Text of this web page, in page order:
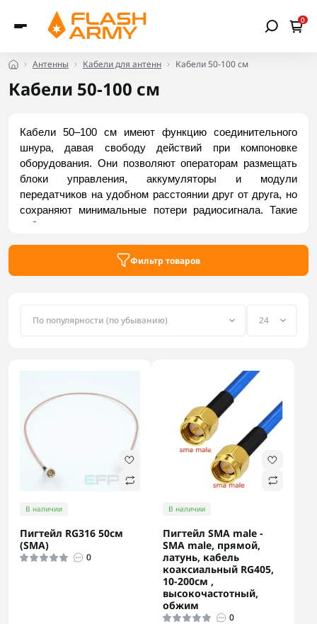
0
Антенны Кабели для антенн Кабели 50-100 см
Кабели 50-100 см
Кабели 50–100 см имеют функцию соединительного
шнура, давая свободу действий при компоновке
оборудования. Они позволяют операторам размещать
блоки управления, аккумуляторы и модули
передатчиков на удобном расстоянии друг от друга, но
сохраняют минимальные потери радиосигнала. Такие
кабели активно используются для коммутации
окопных усилителей, соединения отдельных модулей в
Фильтр товаров
В наличии
Пигтейл RG316 50см
(SMA)
0
В наличии
Пигтейл SMA male -
SMA male, прямой,
латунь, кабель
коаксиальный RG405,
10-200см ,
высокочастотный,
обжим
0